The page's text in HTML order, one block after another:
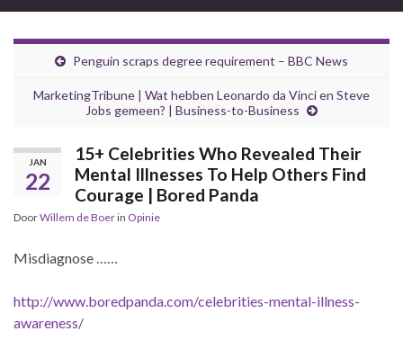
Penguin scraps degree requirement – BBC News
MarketingTribune | Wat hebben Leonardo da Vinci en Steve
Jobs gemeen? | Business-to-Business
JAN
22
15+ Celebrities Who Revealed Their
Mental Illnesses To Help Others Find
Courage | Bored Panda
DoorWillem de Boerin Opinie
Misdiagnose ……
http://www.boredpanda.com/celebrities-mental-illness-
awareness/